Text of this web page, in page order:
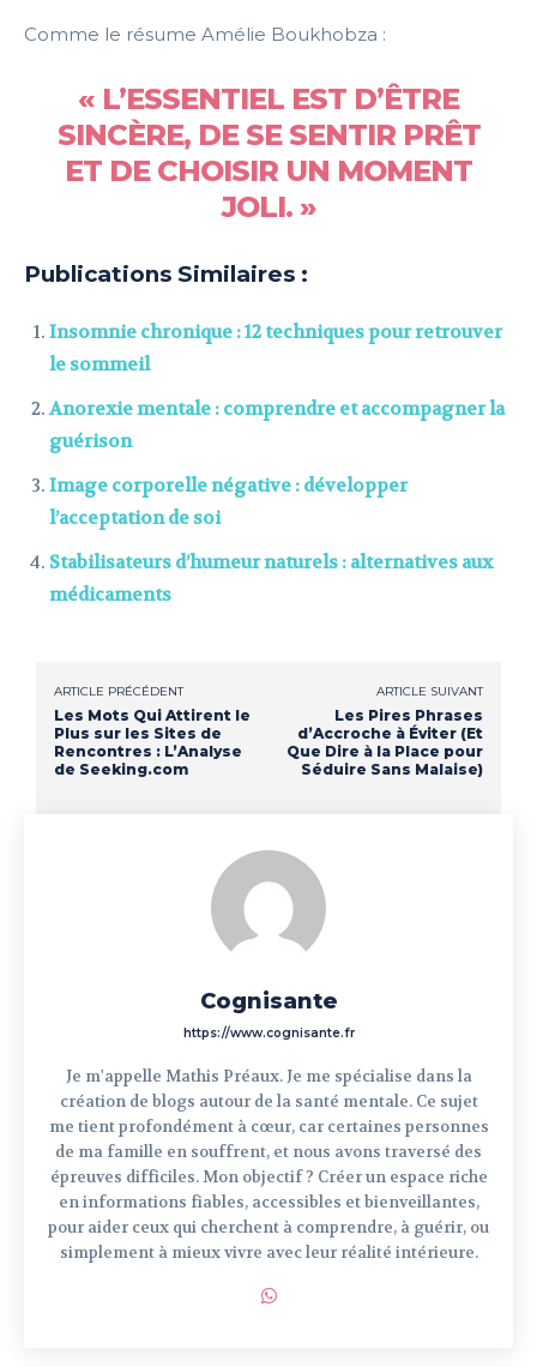
Comme le résume Amélie Boukhobza :
« L’ESSENTIEL EST D’ÊTRE
SINCÈRE, DE SE SENTIR PRÊT
ET DE CHOISIR UN MOMENT
JOLI. »
Publications Similaires :
Insomnie chronique : 12 techniques pour retrouver
le sommeil
Anorexie mentale : comprendre et accompagner la
guérison
Image corporelle négative : développer
l’acceptation de soi
Stabilisateurs d’humeur naturels : alternatives aux
médicaments
ARTICLE PRÉCÉDENT
Les Mots Qui Attirent le
Plus sur les Sites de
Rencontres : L’Analyse
de Seeking.com
ARTICLE SUIVANT
Les Pires Phrases
d’Accroche à Éviter (Et
Que Dire à la Place pour
Séduire Sans Malaise)
Cognisante
https://www.cognisante.fr
Je m'appelle Mathis Préaux. Je me spécialise dans la
création de blogs autour de la santé mentale. Ce sujet
me tient profondément à cœur, car certaines personnes
de ma famille en souffrent, et nous avons traversé des
épreuves difficiles. Mon objectif ? Créer un espace riche
en informations fiables, accessibles et bienveillantes,
pour aider ceux qui cherchent à comprendre, à guérir, ou
simplement à mieux vivre avec leur réalité intérieure.